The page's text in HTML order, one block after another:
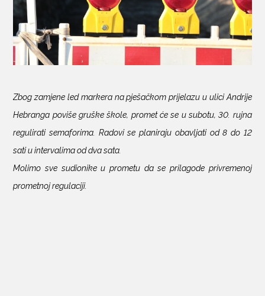
Zbog zamjene led markera na pješačkom prijelazu u ulici Andrije
Hebranga poviše gruške škole, promet će se u subotu, 30. rujna
regulirati semaforima. Radovi se planiraju obavljati od 8 do 12
sati u intervalima od dva sata.
Molimo sve sudionike u prometu da se prilagode privremenoj
prometnoj regulaciji.